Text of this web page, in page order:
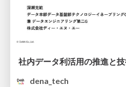
dena_tech